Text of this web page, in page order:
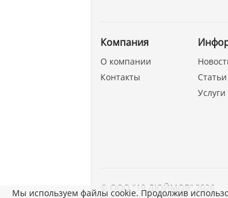
Компания
О компании
Контакты
Статьи
Услуги
© ООО "19 ДЮЙМОВ" 2026
Мы используем файлы cookie. Продолжив